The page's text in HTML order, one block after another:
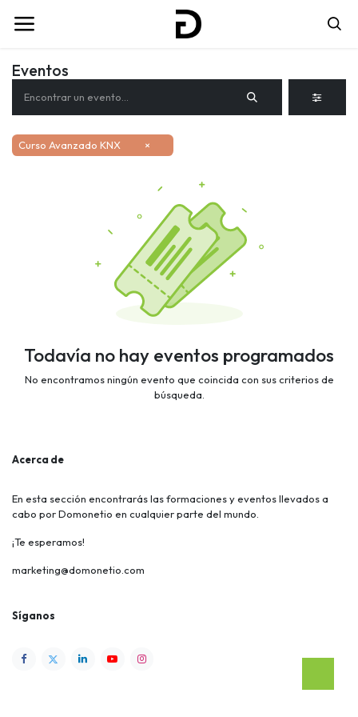
Eventos
Curso Avanzado KNX ×
Todavía no hay eventos programados
No encontramos ningún evento que coincida con sus criterios de
búsqueda.
Acerca de
En esta sección encontrarás las formaciones y eventos llevados a
cabo por Domonetio en cualquier parte del mundo.
¡Te esperamos!
marketing@domonetio.com
Síganos